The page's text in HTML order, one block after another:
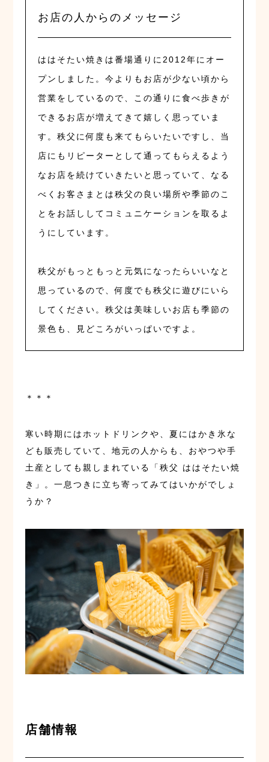
お店の人からのメッセージ
ははそたい焼きは番場通りに2012年にオー
プンしました。今よりもお店が少ない頃から
営業をしているので、この通りに食べ歩きが
できるお店が増えてきて嬉しく思っていま
す。秩父に何度も来てもらいたいですし、当
店にもリピーターとして通ってもらえるよう
なお店を続けていきたいと思っていて、なる
べくお客さまとは秩父の良い場所や季節のこ
とをお話ししてコミュニケーションを取るよ
うにしています。
秩父がもっともっと元気になったらいいなと
思っているので、何度でも秩父に遊びにいら
してください。秩父は美味しいお店も季節の
景色も、見どころがいっぱいですよ。
＊＊＊
寒い時期にはホットドリンクや、夏にはかき氷な
ども販売していて、地元の人からも、おやつや手
土産としても親しまれている「秩父 ははそたい焼
き」。一息つきに立ち寄ってみてはいかがでしょ
うか？
店舗情報